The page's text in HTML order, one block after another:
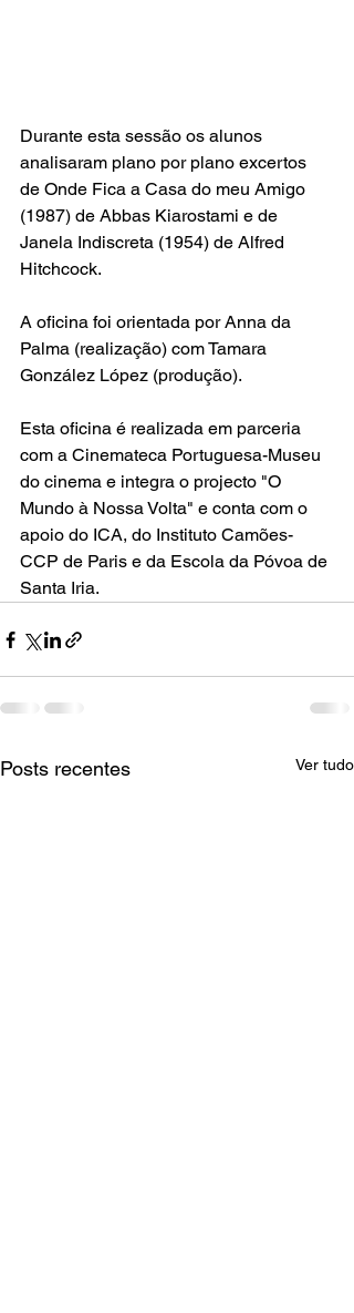
Durante esta sessão os alunos
analisaram plano por plano excertos
de Onde Fica a Casa do meu Amigo
(1987) de Abbas Kiarostami e de
Janela Indiscreta (1954) de Alfred
Hitchcock.
A oficina foi orientada por Anna da
Palma (realização) com Tamara
González López (produção).
Esta oficina é realizada em parceria
com a Cinemateca Portuguesa-Museu
do cinema e integra o projecto "O
Mundo à Nossa Volta" e conta com o
apoio do ICA, do Instituto Camões-
CCP de Paris e da Escola da Póvoa de
Santa Iria.
Posts recentes Ver tudo